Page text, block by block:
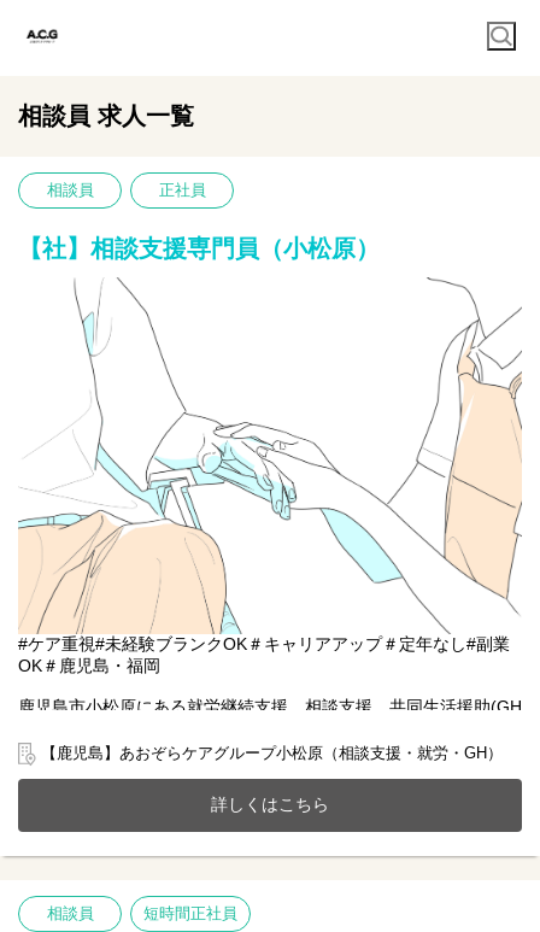
相談員 求人一覧
相談員 正社員
【社】相談支援専門員（小松原）
#ケア重視#未経験ブランクOK＃キャリアアップ＃定年なし#副業
OK＃鹿児島・福岡
鹿児島市小松原にある就労継続支援、相談支援、共同生活援助(GH
20～70代まで幅広い年齢層の方が活躍中です。
今までのご経験やスキルを当社で発揮して頂ける方を募集してい
【仕事内容】相談支援業務全般
相談支援事業所にて、障がい者の方々の支援計画を作成します。
あられる方でも周りのスタッフに相談しながら進めていくことが
できます。
【鹿児島】あおぞらケアグループ小松原（相談支援・就労・GH）
詳しくはこちら
相談員 短時間正社員